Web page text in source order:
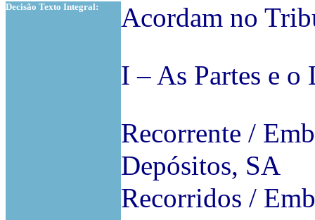
Decisão Texto Integral:
Acordam no
I – As Partes e
Recorrente /
Depósitos, SA
Recorridos /